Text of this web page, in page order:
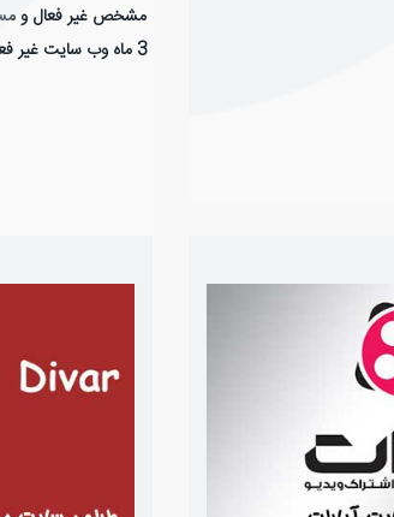
مشخص غیر فعال و
3 ماه وب سایت غیر فعال و اطلاعات از سرور حذف خواهد شد.